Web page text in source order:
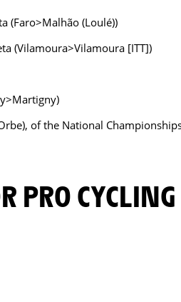
(Faro>Malhão (Loulé))
(Vilamoura>Vilamoura [ITT])
of the National
PRO